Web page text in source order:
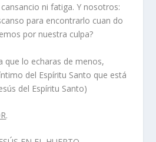
ni fatiga. Y nosotros:
para encontrarlo cuan do
por nuestra culpa?
que lo echaras de menos,
del Espíritu Santo que está
del Espíritu Santo)
.